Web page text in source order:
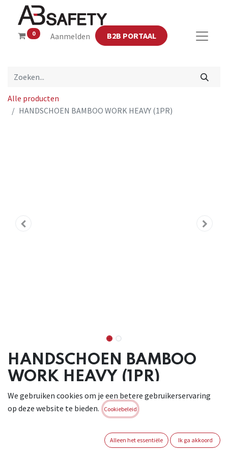
0 Aanmelden B2B PORTAAL
Alle producten
HANDSCHOEN BAMBOO WORK HEAVY (1PR)
HANDSCHOEN BAMBOO
WORK HEAVY (1PR)
Bamboo handschoen met een natuurlijke latexcoating ,
ventilerende rug . Ideaal voor algemene bouw-en
werktoepassingen met een zeer gering risico . CAT I .
Conform : EN420:2003 + A1:2009
We gebruiken cookies om je een betere gebruikerservaring
op deze website te bieden.
Cookiebeleid
Alleen het essentiële Ik ga akkoord